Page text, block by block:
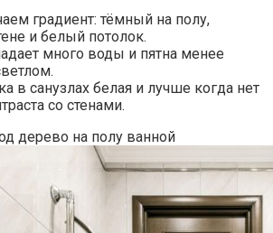
градиент: тёмный на полу,
и белый потолок.
много воды и пятна менее
в санузлах белая и лучше когда нет
со стенами.